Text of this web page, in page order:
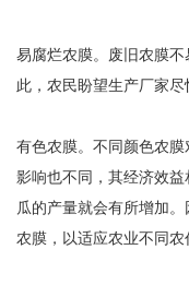
易腐烂农膜。废旧农膜
此，农民盼望生产厂家尽
有色农膜。不同颜色农
影响也不同，其经济效
瓜的产量就会有所增加
农膜，以适应农业不同